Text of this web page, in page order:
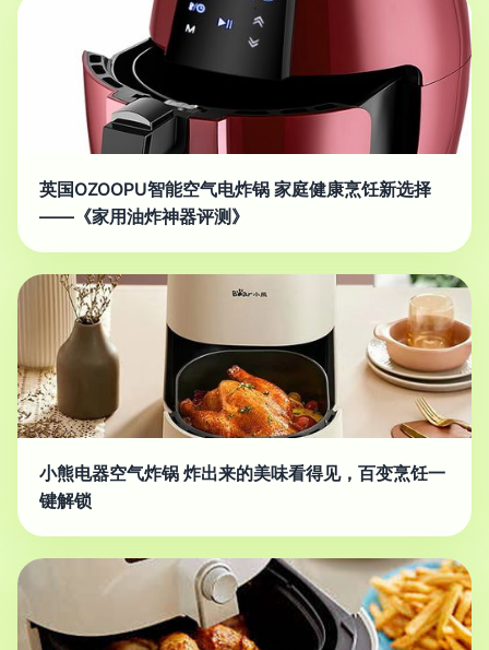
英国OZOOPU智能空气电炸锅 家庭健康烹饪新选择
——《家用油炸神器评测》
小熊电器空气炸锅 炸出来的美味看得见，百变烹饪一
键解锁